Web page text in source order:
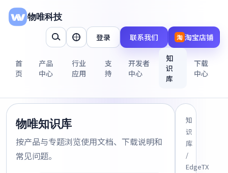
物唯科技
首
页
产品
中心
行业
应用
支
持
开发者
中心
知
识
库
下载
中心
登录 联系我们 淘 淘宝店铺
物唯知识库
按产品与专题浏览使用文档、下载说明和
常见问题。
知
识
库
/
EdgeTX